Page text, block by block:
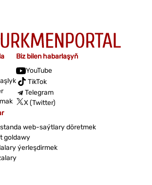
Biz bilen habarlaşyň
YouTube
TikTok
Telegram
X (Twitter)
web-saýtlary döretmek
goldawy
ýerleşdirmek